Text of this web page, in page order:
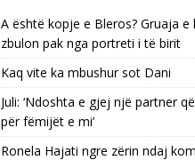
A është kopje e Bleros? Gruaja e
zbulon pak nga portreti i të birit
Kaq vite ka mbushur sot Dani
Juli: ‘Ndoshta e gjej një partner
për fëmijët e mi’
Ronela Hajati ngre zërin ndaj